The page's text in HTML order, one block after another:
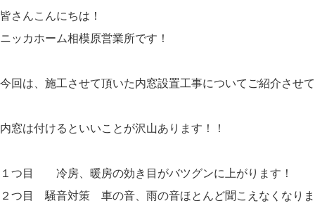
皆さんこんにちは！
ニッカホーム相模原営業所です！
今回は、施工させて頂いた内窓設置工事についてご紹介させ
内窓は付けるといいことが沢山あります！！
１つ目 冷房、暖房の効き目がバツグンに上がります！
２つ目 騒音対策 車の音、雨の音ほとんど聞こえなくなり